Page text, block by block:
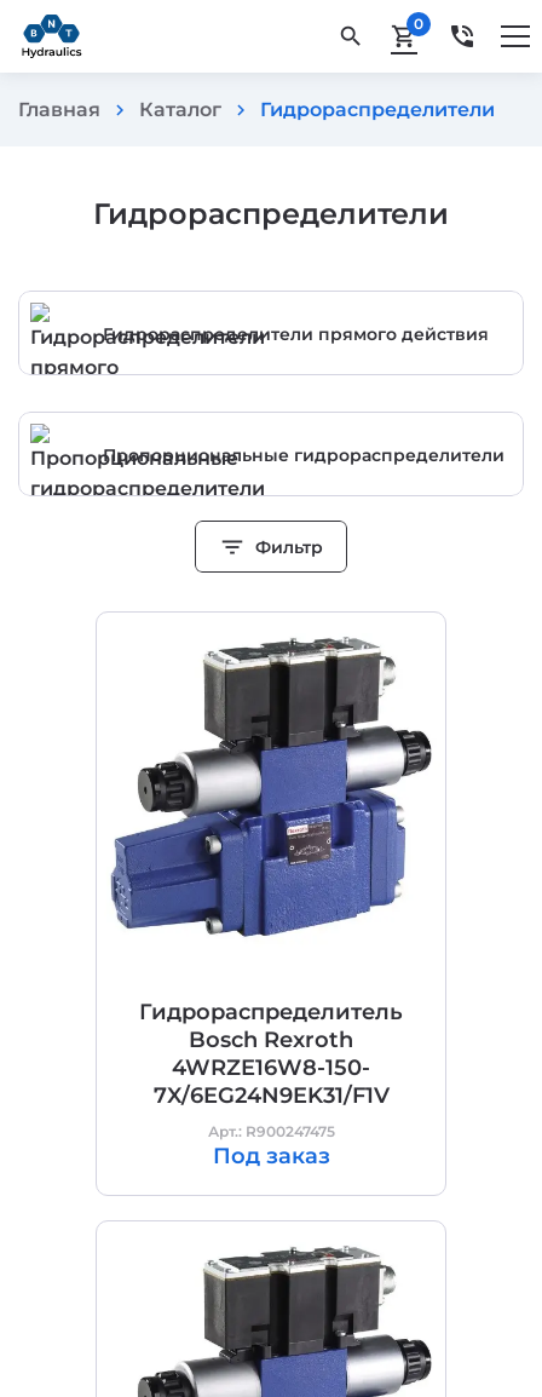
search shopping_cart0 phone_in_talk
Главная chevron_right Каталог chevron_right Гидрораспределители
Гидрораспределители
Гидрораспределители прямого действия
Пропорциональные гидрораспределители
filter_list Фильтр
Гидрораспределитель
Bosch Rexroth
4WRZE16W8-150-
7X/6EG24N9EK31/F1V
Арт.: R900247475
Под заказ